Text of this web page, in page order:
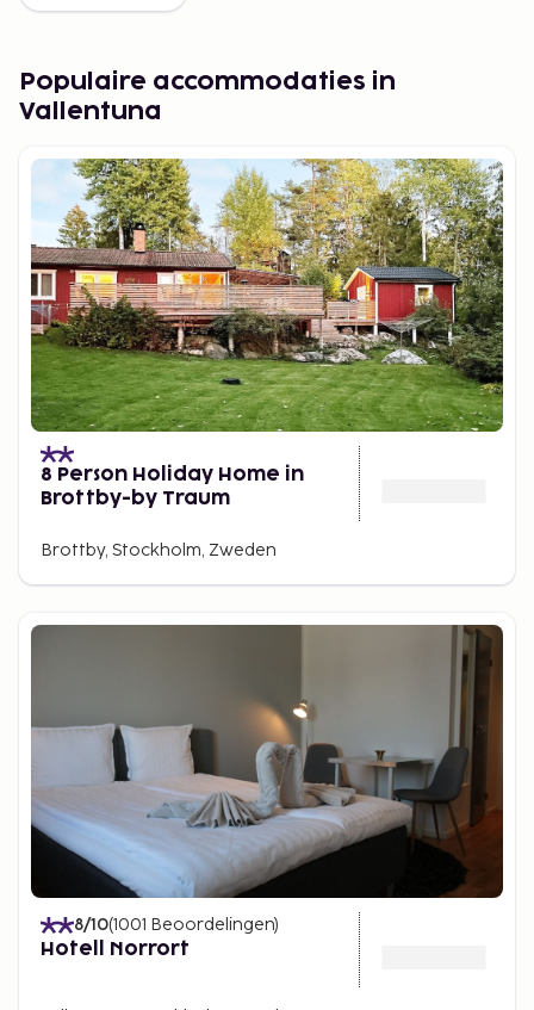
Populaire accommodaties in
Vallentuna
8 Person Holiday Home in
Brottby-by Traum
Brottby, Stockholm, Zweden
8/10(1001 Beoordelingen)
Hotell Norrort